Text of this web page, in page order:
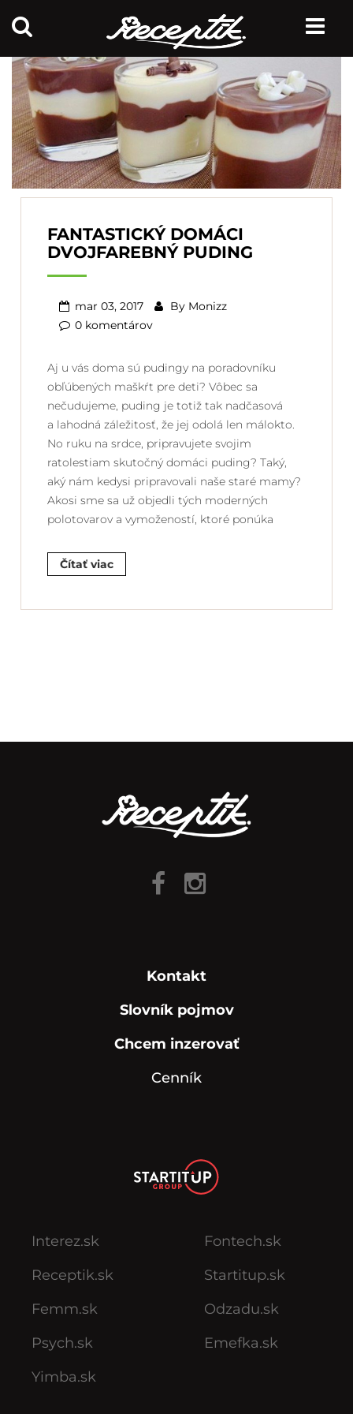
FANTASTICKÝ DOMÁCI
DVOJFAREBNÝ PUDING
mar 03, 2017 By Monizz
0 komentárov
Aj u vás doma sú pudingy na poradovníku
obľúbených maškŕt pre deti? Vôbec sa
nečudujeme, puding je totiž tak nadčasová
a lahodná záležitosť, že jej odolá len málokto.
No ruku na srdce, pripravujete svojim
ratolestiam skutočný domáci puding? Taký,
aký nám kedysi pripravovali naše staré mamy?
Akosi sme sa už objedli tých moderných
polotovarov a vymožeností, ktoré ponúka
Čítať viac
Kontakt
Slovník pojmov
Chcem inzerovať
Cenník
Interez.sk
Receptik.sk
Femm.sk
Psych.sk
Yimba.sk
Fontech.sk
Startitup.sk
Odzadu.sk
Emefka.sk